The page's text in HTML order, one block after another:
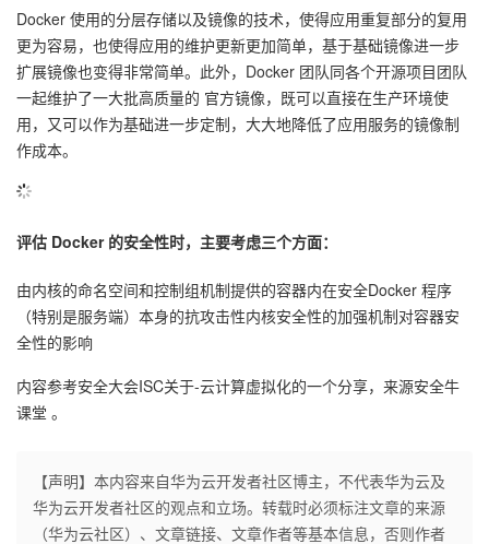
Docker 使用的分层存储以及镜像的技术，使得应用重复部分的复用
更为容易，也使得应用的维护更新更加简单，基于基础镜像进一步
扩展镜像也变得非常简单。此外，Docker 团队同各个开源项目团队
一起维护了一大批高质量的 官方镜像，既可以直接在生产环境使
用，又可以作为基础进一步定制，大大地降低了应用服务的镜像制
作成本。
评估 Docker 的安全性时，主要考虑三个方面：
由内核的命名空间和控制组机制提供的容器内在安全Docker 程序
（特别是服务端）本身的抗攻击性内核安全性的加强机制对容器安
全性的影响
内容参考安全大会ISC关于-云计算虚拟化的一个分享，来源安全牛
课堂 。
【声明】本内容来自华为云开发者社区博主，不代表华为云及
华为云开发者社区的观点和立场。转载时必须标注文章的来源
（华为云社区）、文章链接、文章作者等基本信息，否则作者